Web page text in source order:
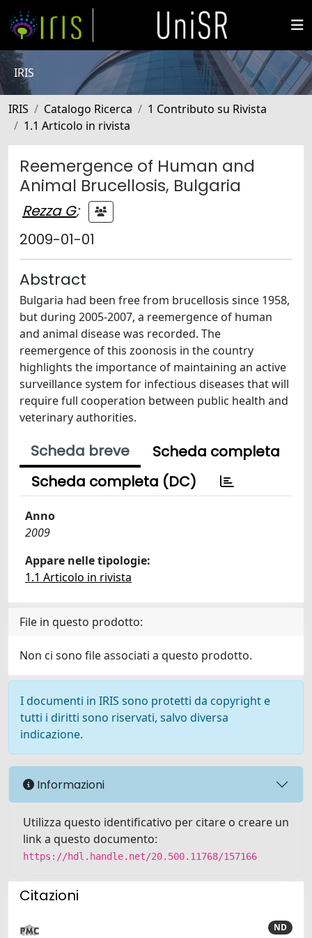
IRIS
IRIS Catalogo Ricerca
1 Contributo su Rivista
1.1 Articolo in rivista
Reemergence of Human and
Animal Brucellosis, Bulgaria
Rezza G;
2009-01-01
Abstract
Bulgaria had been free from brucellosis since 1958,
but during 2005-2007, a reemergence of human
and animal disease was recorded. The
reemergence of this zoonosis in the country
highlights the importance of maintaining an active
surveillance system for infectious diseases that will
require full cooperation between public health and
veterinary authorities.
Scheda breve
Scheda completa
Scheda completa (DC)
Anno
2009
Appare nelle tipologie:
1.1 Articolo in rivista
File in questo prodotto:
Non ci sono file associati a questo prodotto.
I documenti in IRIS sono protetti da copyright e
tutti i diritti sono riservati, salvo diversa
indicazione.
Informazioni
Utilizza questo identificativo per citare o creare un
link a questo documento:
https://hdl.handle.net/20.500.11768/157166
Citazioni
ND